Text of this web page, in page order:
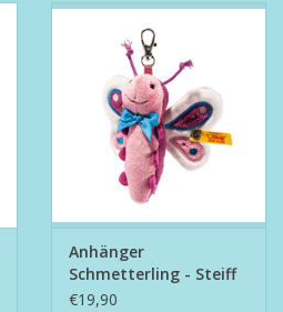
Anhänger
Schmetterling - Steiff
112461
€19,90